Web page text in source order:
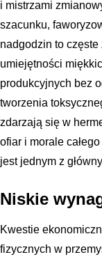
i mistrzami
szacunku,
nadgodzin to
umiejętności
produkcyjnych bez
tworzenia
zdarzają się w
ofiar i morale
jest jednym z
Niskie
Kwestie
fizycznych w